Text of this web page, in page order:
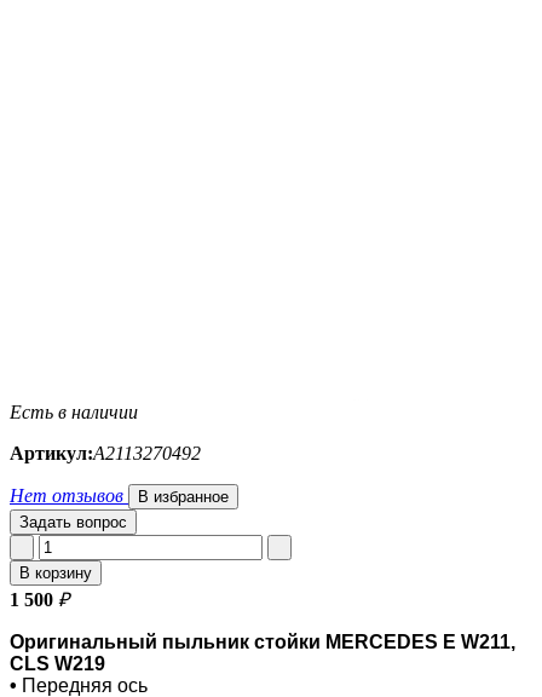
Есть в наличии
Артикул:А2113270492
Нет отзывов
В избранное
Задать вопрос
В корзину
1 500 ₽
Оригинальный пыльник стойки MERCEDES E W211,
CLS W219
• Передняя ось